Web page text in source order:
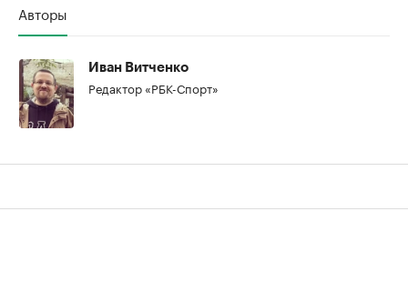
Авторы
Иван Витченко
Редактор «РБК-Спорт»